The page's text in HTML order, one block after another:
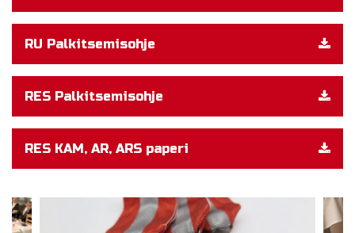
RU Palkitsemisohje
RES Palkitsemisohje
RES KAM, AR, ARS paperi